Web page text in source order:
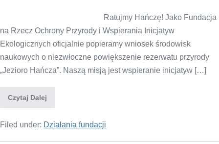
Ratujmy Hańczę! Jako Fundacja
na Rzecz Ochrony Przyrody i Wspierania Inicjatyw
Ekologicznych oficjalnie popieramy wniosek środowisk
naukowych o niezwłoczne powiększenie rezerwatu przyrody
„Jezioro Hańcza”. Naszą misją jest wspieranie inicjatyw […]
Czytaj Dalej
Filed under: Działania fundacji